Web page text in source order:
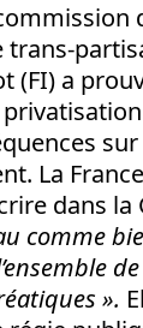
trans-
(FI) a
La
dans
comme
».